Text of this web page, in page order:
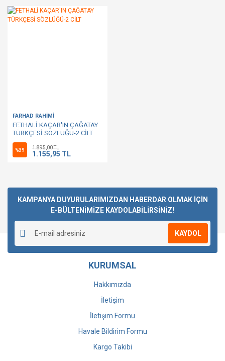
FARHAD RAHİMİ
FETHALİ KAÇAR'IN ÇAĞATAY
TÜRKÇESİ SÖZLÜĞÜ-2 CİLT
%39 1.895,00 TL
1.155,95 TL
KAMPANYA DUYURULARIMIZDAN HABERDAR OLMAK İÇİN
E-BÜLTENİMİZE KAYDOLABİLİRSİNİZ!
KAYDOL
KURUMSAL
Hakkımızda
İletişim
İletişim Formu
Havale Bildirim Formu
Kargo Takibi